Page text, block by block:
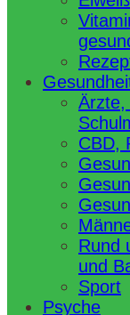
Ärzte,
CBD,
Rund
und
Sport
Psyche